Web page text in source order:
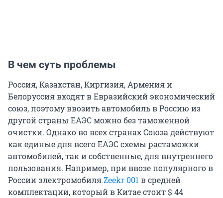
В чем суть проблемы
Россия, Казахстан, Киргизия, Армения и
Белоруссия входят в Евразийский экономический
союз, поэтому ввозить автомобиль в Россию из
другой страны ЕАЭС можно без таможенной
очистки. Однако во всех странах Союза действуют
как единые для всего ЕАЭС схемы растаможки
автомобилей, так и собственные, для внутреннего
пользования. Например, при ввозе популярного в
России электромобиляZeekr 001 в средней
комплектации, который в Китае стоит $ 44